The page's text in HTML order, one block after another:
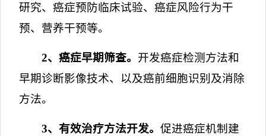
研究、癌症预防临床试验、癌症风险行为干
预、营养干预等。
2、癌症早期筛查。 开发癌症检测方法和
早期诊断影像技术、以及癌前细胞识别及消除
方法。
3、有效治疗方法开发。 促进癌症机制建